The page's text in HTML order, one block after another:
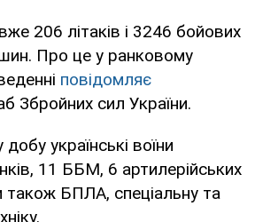
206 літаків і 3246 бойових
Про це у ранковому
повідомляє
Збройних сил України.
українські воїни
11 ББМ, 6 артилерійських
також БПЛА, спеціальну та